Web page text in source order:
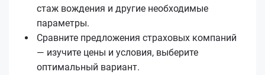
стаж вождения и другие необходимые
параметры.
Сравните предложения страховых компаний
— изучите цены и условия, выберите
оптимальный вариант.